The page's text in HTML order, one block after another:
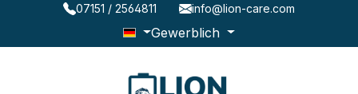
Zum Hauptinhalt springen
07151 / 2564811 info@lion-care.com
Gewerblich